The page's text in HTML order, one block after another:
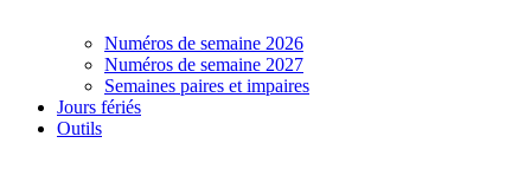
Numéros de semaine 2026
Numéros de semaine 2027
Semaines paires et impaires
Jours fériés
Outils